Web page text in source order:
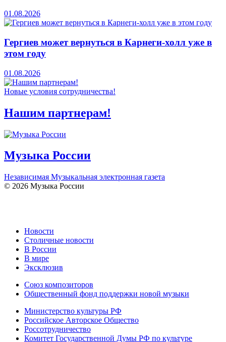
01.08.2026
Гергиев может вернуться в Карнеги-холл уже в
этом году
01.08.2026
Новые условия сотрудничества!
Нашим партнерам!
Музыка России
Независимая Музыкальная электронная газета
© 2026 Музыка России
Новости
Столичные новости
В России
В мире
Эксклюзив
Союз композиторов
Общественный фонд поддержки новой музыки
Министерство культуры РФ
Российское Авторское Общество
Россотрудничество
Комитет Государственной Думы РФ по культуре